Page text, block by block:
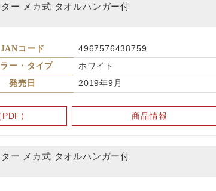
ー メカ式 タオルハンガー付
JANコード
4967576438759
ー・タイプ
ホワイト
発売日
2019年9月
） 商品情報
ー メカ式 タオルハンガー付